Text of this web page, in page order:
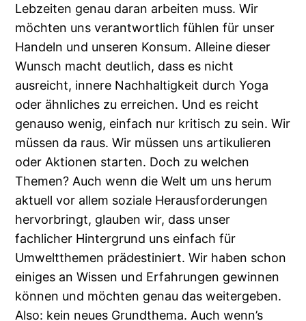
Lebzeiten genau daran arbeiten muss. Wir
möchten uns verantwortlich fühlen für unser
Handeln und unseren Konsum. Alleine dieser
Wunsch macht deutlich, dass es nicht
ausreicht, innere Nachhaltigkeit durch Yoga
oder ähnliches zu erreichen. Und es reicht
genauso wenig, einfach nur kritisch zu sein. Wir
müssen da raus. Wir müssen uns artikulieren
oder Aktionen starten. Doch zu welchen
Themen? Auch wenn die Welt um uns herum
aktuell vor allem soziale Herausforderungen
hervorbringt, glauben wir, dass unser
fachlicher Hintergrund uns einfach für
Umweltthemen prädestiniert. Wir haben schon
einiges an Wissen und Erfahrungen gewinnen
können und möchten genau das weitergeben.
Also: kein neues Grundthema. Auch wenn’s